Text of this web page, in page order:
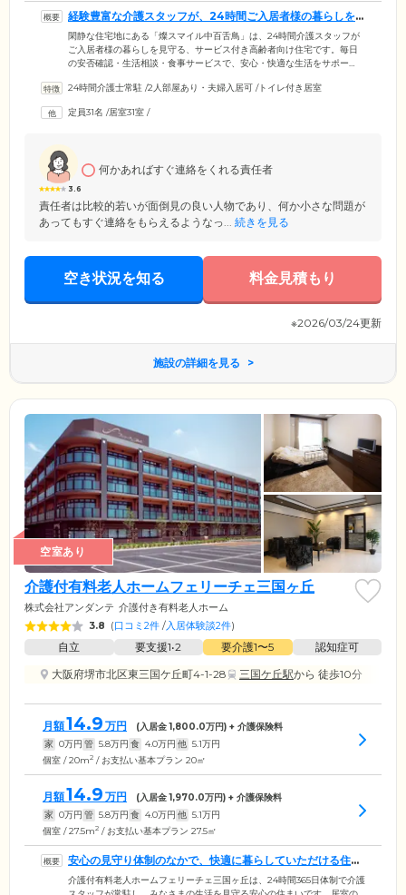
経験豊富な介護スタッフが、24時間ご入居者様の暮らしを
見守ります
閑静な住宅地にある「燦スマイル中百舌鳥」は、24時間介護スタッフが
ご入居者様の暮らしを見守る、サービス付き高齢者向け住宅です。毎日
の安否確認・生活相談・食事サービスで、安心・快適な生活をサポー
など万が一の場合も、救急車手配・症状の報告・ご家族のみなさまへの
は、南海高野線「中百舌鳥駅」から徒歩約5分・地下鉄御堂筋線「なかも
24時間介護士常駐 /2人部屋あり・夫婦入居可 /トイレ付き居室
定員31名 /居室31室 /
3.6
何かあればすぐ連絡をくれる責任者
責任者は比較的若いが面倒見の良い人物であり、何か小さな問題が
あってもすぐ連絡をもらえるようなっ... 続きを見る
空き状況を知る 料金見積もり
※2026/03/24更新
施設の詳細を見る
空室あり
介護付有料老人ホームフェリーチェ三国ヶ丘
株式会社アンダンテ 介護付き有料老人ホーム
3.8 (口コミ2件 /入居体験談2件)
自立 要支援1•2 要介護1〜5
認知症可
大阪府堺市北区東三国ケ丘町4-1-28
三国ケ丘駅から 徒歩10分
月額14.9 万円 (入居金1,800.0万円) + 介護保険料
家 0万円 管 5.8万円 食 4.0万円 他 5.1万円
個室 / 20m2 / お支払い基本プラン 20㎡
月額14.9 万円 (入居金1,970.0万円) + 介護保険料
家 0万円 管 5.8万円 食 4.0万円 他 5.1万円
個室 / 27.5m2 / お支払い基本プラン 27.5㎡
安心の見守り体制のなかで、快適に暮らしていただける住ま
いです
介護付有料老人ホームフェリーチェ三国ヶ丘は、24時間365日体制で介護